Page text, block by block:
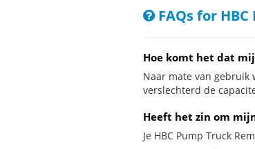
FAQs for
Hoe komt het dat
Naar mate van
verslechterd de
Heeft het zin om
Je HBC Pump Truck